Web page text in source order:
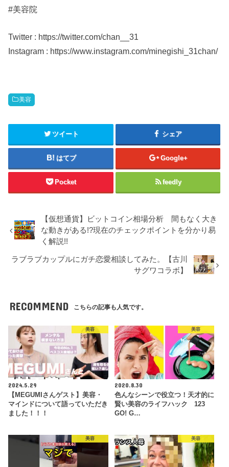
#美容院
Twitter : https://twitter.com/chan__31
Instagram : https://www.instagram.com/minegishi_31chan/
美容
ツイート シェア
はてブ Google+
Pocket feedly
【仮想通貨】ビットコイン相場分析 間もなく大き
な動きがある!?現在のチェックポイントを分かり易
く解説!!
ラブラブカップルにガチ恋愛相談してみた。【古川
サグワコラボ】
RECOMMEND こちらの記事も人気です。
美容
2024.5.29
【MEGUMIさんゲスト】美容・
マインドについて語っていただき
ました！！！
美容
2020.8.30
色んなシーンで役立つ！天才的に
賢い美容のライフハック 123
GO! G…
美容 美容